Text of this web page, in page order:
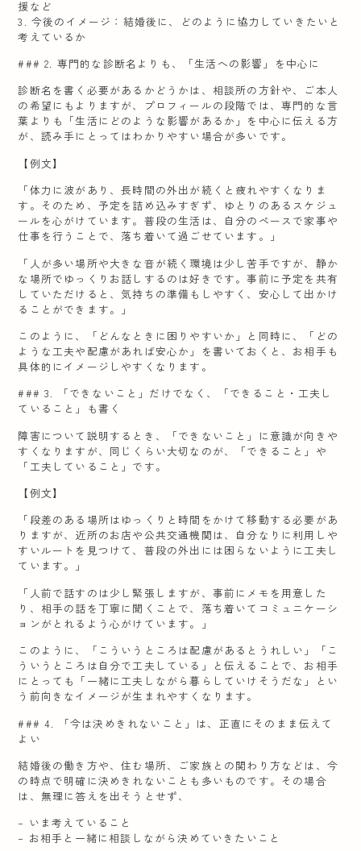
援など
3. 今後のイメージ：結婚後に、どのように協力していきたいと
考えているか
### 2. 専門的な診断名よりも、「生活への影響」を中心に
診断名を書く必要があるかどうかは、相談所の方針や、ご本人
の希望にもよりますが、プロフィールの段階では、専門的な言
葉よりも「生活にどのような影響があるか」を中心に伝える方
が、読み手にとってはわかりやすい場合が多いです。
【例文】
「体力に波があり、長時間の外出が続くと疲れやすくなりま
す。そのため、予定を詰め込みすぎず、ゆとりのあるスケジュ
ールを心がけています。普段の生活は、自分のペースで家事や
仕事を行うことで、落ち着いて過ごせています。」
「人が多い場所や大きな音が続く環境は少し苦手ですが、静か
な場所でゆっくりお話しするのは好きです。事前に予定を共有
していただけると、気持ちの準備もしやすく、安心して出かけ
ることができます。」
このように、「どんなときに困りやすいか」と同時に、「どの
ような工夫や配慮があれば安心か」を書いておくと、お相手も
具体的にイメージしやすくなります。
### 3. 「できないこと」だけでなく、「できること・工夫し
ていること」も書く
障害について説明するとき、「できないこと」に意識が向きや
すくなりますが、同じくらい大切なのが、「できること」や
「工夫していること」です。
【例文】
「段差のある場所はゆっくりと時間をかけて移動する必要があ
りますが、近所のお店や公共交通機関は、自分なりに利用しや
すいルートを見つけて、普段の外出には困らないように工夫し
ています。」
「人前で話すのは少し緊張しますが、事前にメモを用意した
り、相手の話を丁寧に聞くことで、落ち着いてコミュニケーシ
ョンがとれるよう心がけています。」
このように、「こういうところは配慮があるとうれしい」「こ
ういうところは自分で工夫している」と伝えることで、お相手
にとっても「一緒に工夫しながら暮らしていけそうだな」とい
う前向きなイメージが生まれやすくなります。
### 4. 「今は決めきれないこと」は、正直にそのまま伝えて
よい
結婚後の働き方や、住む場所、ご家族との関わり方などは、今
の時点で明確に決めきれないことも多いものです。その場合
は、無理に答えを出そうとせず、
– いま考えていること
– お相手と一緒に相談しながら決めていきたいこと